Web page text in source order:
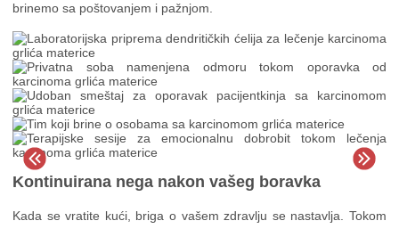
brinemo sa poštovanjem i pažnjom.
Kontinuirana nega nakon vašeg boravka
Kada se vratite kući, briga o vašem zdravlju se nastavlja. Tokom